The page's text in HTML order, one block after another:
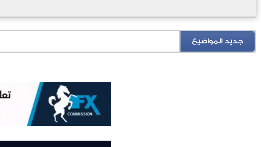
جديد المواضيع